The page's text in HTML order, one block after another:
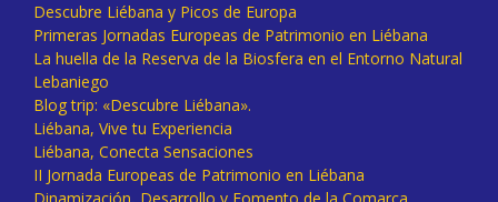
Descubre Liébana y Picos de Europa
Primeras Jornadas Europeas de Patrimonio en Liébana
La huella de la Reserva de la Biosfera en el Entorno Natural
Lebaniego
Blog trip: «Descubre Liébana».
Liébana, Vive tu Experiencia
Liébana, Conecta Sensaciones
II Jornada Europeas de Patrimonio en Liébana